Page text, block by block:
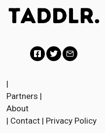
c
l
|
Partners |
About
| Contact | Privacy Policy